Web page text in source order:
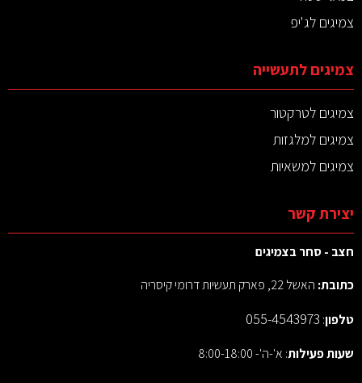
צמיגים לג'יפ
צמיגים לתעשייה
צמיגים לטרקטור
צמיגים למלגזות
צמיגים למשאיות
יצירת קשר
חצב - סחר בצמיגים
כתובת: האשל 22, פארק תעשיות דרומי קיסריה
טלפון:
055-4543973
שעות פעילות: א'-ה'- 8:00-18:00